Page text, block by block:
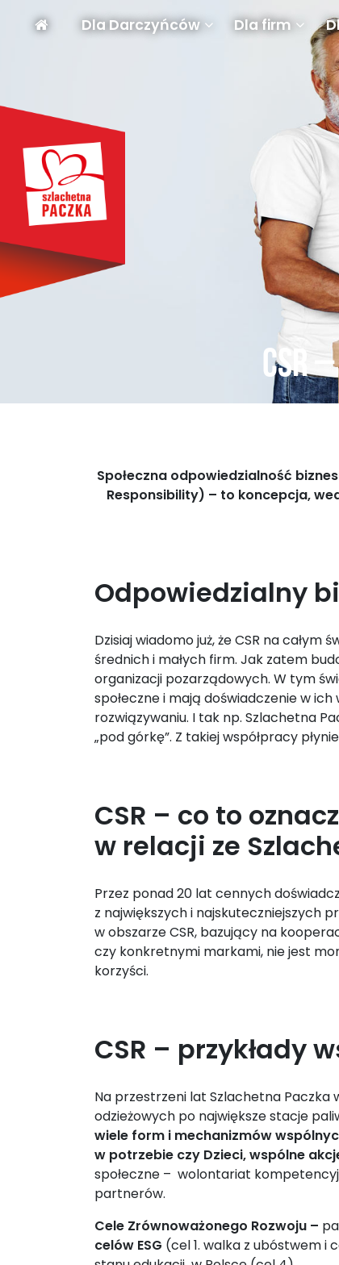
Dla Darczyńców Dla firm
Csr
Społeczna odpowiedzialność
Responsibility) – to koncepcja,
Odpowiedzialny
Dzisiaj wiadomo już, że CSR na
średnich i małych firm. Jak zatem
organizacji pozarządowych. W tym
społeczne i mają doświadczenie w
rozwiązywaniu. I tak np. Szlachetna
„pod górkę”. Z takiej współpracy
CSR – co to
w relacji ze
Przez ponad 20 lat cennych
z największych i najskuteczniejszych
w obszarze CSR, bazujący na
czy konkretnymi markami, nie jest
korzyści.
CSR – przykłady
Na przestrzeni lat Szlachetna Paczka
odzieżowych po największe stacje
wiele form i mechanizmów
w potrzebie czy Dzieci, wspólne
społeczne – wolontariat
partnerów.
Cele Zrównoważonego Rozwoju –
celów ESG (cel 1. walka z ubóstwem i